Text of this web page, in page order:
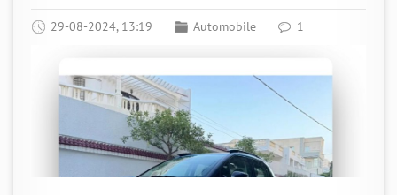
29-08-2024, 13:19 Automobile 1